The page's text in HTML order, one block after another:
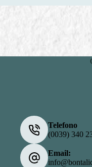
Telefono
(0039) 340
Email: